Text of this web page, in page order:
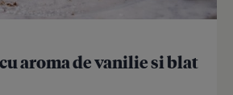
aroma de vanilie si blat